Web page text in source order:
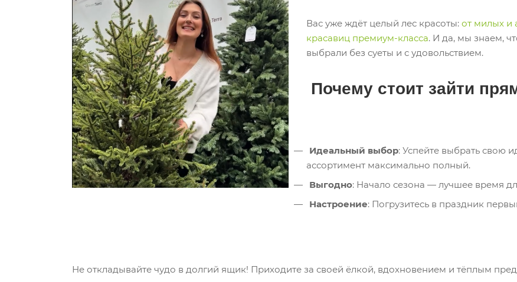
Вас уже ждёт целый лес красоты: от милых и
красавиц премиум-класса. И да, мы знаем,
выбрали без суеты и с удовольствием.
Почему стоит зайти
Идеальный выбор: Успейте выбрать свою
ассортимент максимально полный.
Выгодно: Начало сезона — лучшее время
Настроение: Погрузитесь в праздник
Не откладывайте чудо в долгий ящик! Приходите за своей ёлкой, вдохновением и тёплым